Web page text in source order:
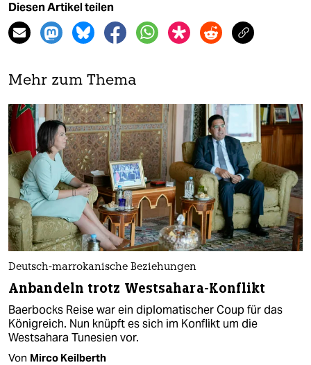
Diesen Artikel teilen
Mehr zum Thema
Deutsch-marrokanische Beziehungen
Anbandeln trotz Westsahara-Konflikt
Baerbocks Reise war ein diplomatischer Coup für das
Königreich. Nun knüpft es sich im Konflikt um die
Westsahara Tunesien vor.
Von Mirco Keilberth